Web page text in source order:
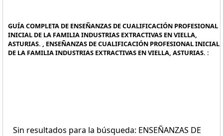
GUÍA COMPLETA DE ENSEÑANZAS DE CUALIFICACIÓN PROFESIONAL
INICIAL DE LA FAMILIA INDUSTRIAS EXTRACTIVAS EN VIELLA,
ASTURIAS. , ENSEÑANZAS DE CUALIFICACIÓN PROFESIONAL INICIAL
DE LA FAMILIA INDUSTRIAS EXTRACTIVAS EN VIELLA, ASTURIAS. :
Sin resultados para la búsqueda: ENSEÑANZAS DE